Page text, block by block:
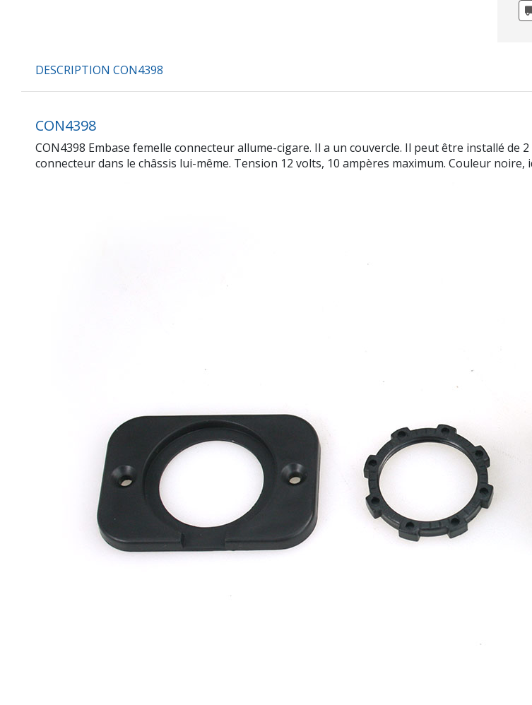
DESCRIPTION CON4398
CON4398
CON4398 Embase femelle connecteur allume-cigare. Il a un couvercle. Il peut être installé de
connecteur dans le châssis lui-même. Tension 12 volts, 10 ampères maximum. Couleur noire,